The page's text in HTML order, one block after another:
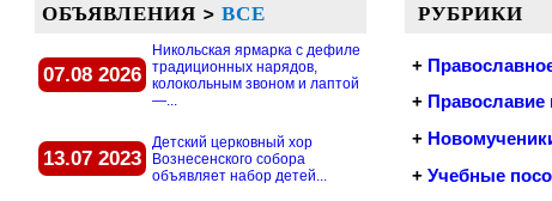
ОБЪЯВЛЕНИЯ > ВСЕ
07.08 2026
Никольская ярмарка с дефиле
традиционных нарядов,
колокольным звоном и лаптой
—...
13.07 2023
Детский церковный хор
Вознесенского собора
объявляет набор детей...
РУБРИКИ
+
+
+
+ Учебные